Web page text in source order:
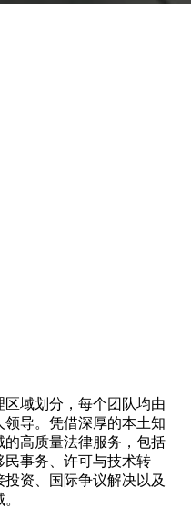
域划分，每个团队均由
导。凭借深厚的本土知
高质量法律服务，包括
事务、许可与技术转
资、国际争议解决以及